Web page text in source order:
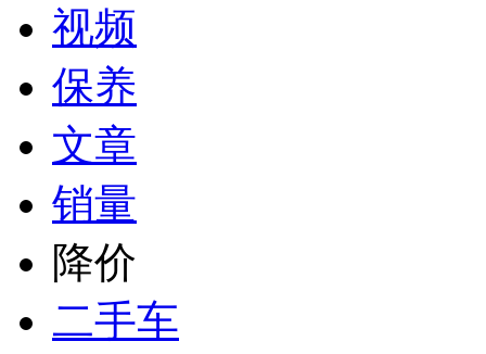
视频
保养
文章
销量
降价
二手车